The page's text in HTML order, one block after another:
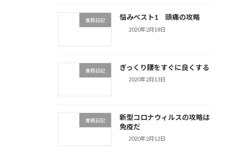
業務日記 悩みベスト1 頭痛の攻略
2020年2月18日
業務日記 ぎっくり腰をすぐに良くする
2020年2月13日
業務日記
新型コロナウィルスの攻略は
免疫だ
2020年2月12日